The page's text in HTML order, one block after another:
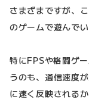
さまざまですが、
のゲームで遊んでい
特にFPSや格闘ゲ
うのも、通信速度
に速く反映される